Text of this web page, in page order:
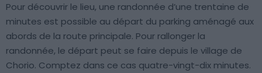
Pour découvrir le lieu, une randonnée d’une trentaine de
minutes est possible au départ du parking aménagé aux
abords de la route principale. Pour rallonger la
randonnée, le départ peut se faire depuis le village de
Chorio. Comptez dans ce cas quatre-vingt-dix minutes.